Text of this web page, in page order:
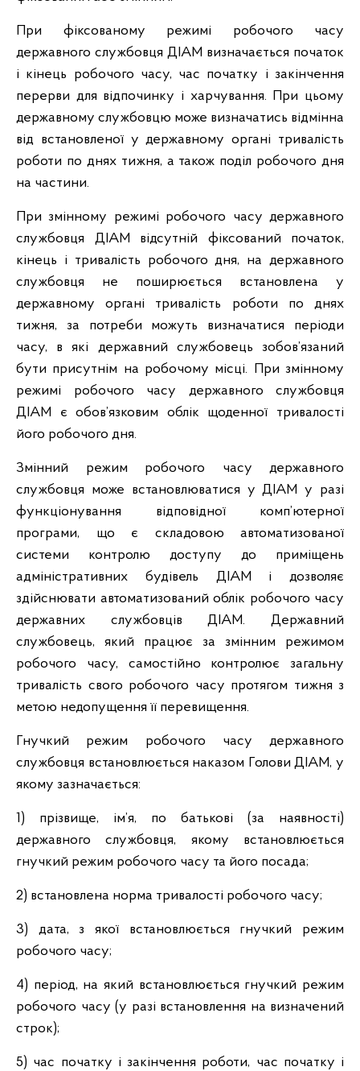
При фіксованому режимі робочого часу
державного службовця ДІАМ визначається початок
і кінець робочого часу, час початку і закінчення
перерви для відпочинку і харчування. При цьому
державному службовцю може визначатись відмінна
від встановленої у державному органі тривалість
роботи по днях тижня, а також поділ робочого дня
на частини.
При змінному режимі робочого часу державного
службовця ДІАМ відсутній фіксований початок,
кінець і тривалість робочого дня, на державного
службовця не поширюється встановлена у
державному органі тривалість роботи по днях
тижня, за потреби можуть визначатися періоди
часу, в які державний службовець зобов’язаний
бути присутнім на робочому місці. При змінному
режимі робочого часу державного службовця
ДІАМ є обов’язковим облік щоденної тривалості
його робочого дня.
Змінний режим робочого часу державного
службовця може встановлюватися у ДІАМ у разі
функціонування відповідної комп’ютерної
програми, що є складовою автоматизованої
системи контролю доступу до приміщень
адміністративних будівель ДІАМ і дозволяє
здійснювати автоматизований облік робочого часу
державних службовців ДІАМ. Державний
службовець, який працює за змінним режимом
робочого часу, самостійно контролює загальну
тривалість свого робочого часу протягом тижня з
метою недопущення її перевищення.
Гнучкий режим робочого часу державного
службовця встановлюється наказом Голови ДІАМ, у
якому зазначається:
1) прізвище, ім’я, по батькові (за наявності)
державного службовця, якому встановлюється
гнучкий режим робочого часу та його посада;
2) встановлена норма тривалості робочого часу;
3) дата, з якої встановлюється гнучкий режим
робочого часу;
4) період, на який встановлюється гнучкий режим
робочого часу (у разі встановлення на визначений
строк);
5) час початку і закінчення роботи, час початку і